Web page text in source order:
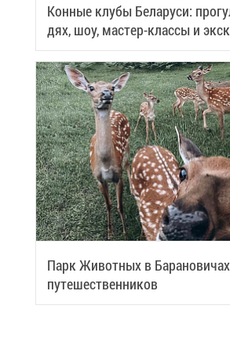
Кон­ные клу­бы Бе­ла­ру­си:
дях, шоу, ма­стер-клас­сы и
Парк Жи­вот­ных в
пу­те­ше­ствен­ни­ков